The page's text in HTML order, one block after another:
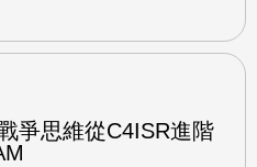
爭思維從C4ISR進階